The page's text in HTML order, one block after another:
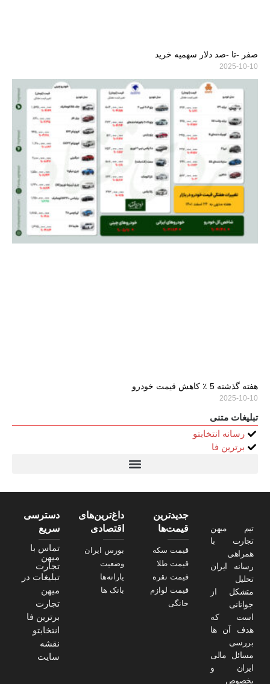
صفر -تا -صد دلار سهمیه خرید
2025-10-10
هفته گذشته 5 ٪ کاهش قیمت خودرو
2025-10-10
تبلیغات متنی
رسانه انتخابتو
برترین فا
تیم میهن
تجارت با
همراهی
رسانه ایران
تحلیل
متشکل از
جوانانی
است که
هدف آن ها
بررسی
مسائل مالی
ایران و
بخصوص
جدیدترین
قیمت‌ها
قیمت سکه
قیمت طلا
قیمت نقره
قیمت لوازم
خانگی
داغ‌ترین‌های
اقتصادی
بورس ایران
وضعیت
یارانه‌ها
بانک ها
دسترسی
سریع
تماس با
میهن
تجارت
تبلیغات در
میهن
تجارت
برترین فا
انتخابتو
نقشه
سایت